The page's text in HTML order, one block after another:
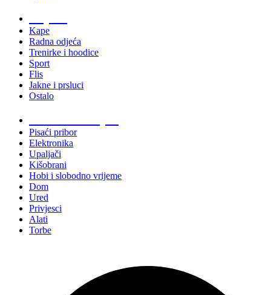
Kape
Radna odjeća
Trenirke i hoodice
Sport
Flis
Jakne i prsluci
Ostalo
Pisaći pribor
Elektronika
Upaljači
Kišobrani
Hobi i slobodno vrijeme
Dom
Ured
Privjesci
Alati
Torbe